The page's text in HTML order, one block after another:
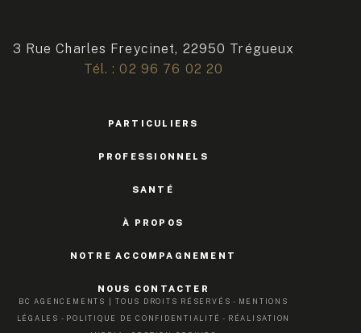
3 Rue Charles Freycinet, 22950 Trégueux
Tél. : 02 96 76 02 20
PARTICULIERS
PROFESSIONNELS
SANTÉ
À PROPOS
NOTRE ACCOMPAGNEMENT
NOUS CONTACTER
BC AGENCEMENTS | TOUS DROITS RÉSERVÉS - MENTIONS
LÉGALES - POLITIQUE DE CONFIDENTIALITÉ - RÉALISATION